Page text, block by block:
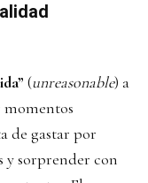
(unreasonable) a
momentos
de gastar por
y sorprender con